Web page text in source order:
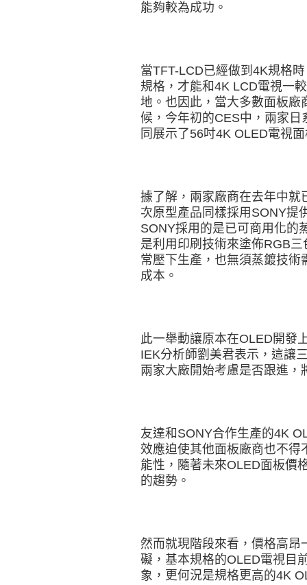
能夠較為成功。
當TFT-LCD已經做到4K規格
規格，才能和4K LCD電視一
地。也因此，當大多數面板廠
候，今年初的CES中，兩家
同展示了56吋4K OLED電視
據了解，兩家廠商在去年中就
次原型產品同樣採用SONY提
SONY採用的是已可商用化的
是利用印刷技術來塗佈RGB
常壓下生產，也無須蒸鍍技
成本。
此一舉動讓原本在OLED開發
IEK分析師劉美君表示，這讓
兩家大廠開始考慮是否跟進
友達和SONY合作生產的4K
效應迫使其他面板廠商也不得
能性，隨著未來OLED面板價
的趨勢。
然而就現階段來看，價格高
礙，基本規格的OLED電視目
象，更何況是規格更高的4K